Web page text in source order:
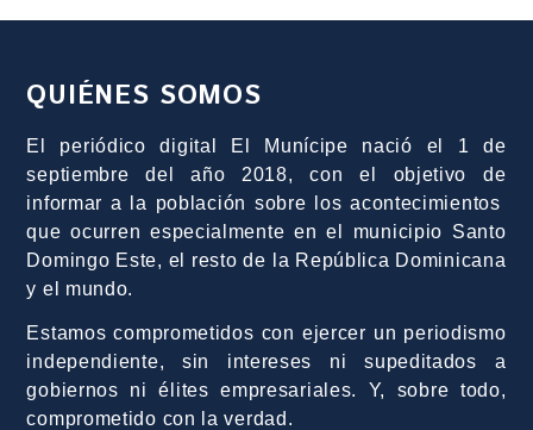
QUIÉNES SOMOS
El periódico digital El Munícipe nació el 1 de
septiembre del año 2018, con el objetivo de
informar a la población sobre los acontecimientos
que ocurren especialmente en el municipio Santo
Domingo Este, el resto de la República Dominicana
y el mundo.
Estamos comprometidos con ejercer un periodismo
independiente, sin intereses ni supeditados a
gobiernos ni élites empresariales. Y, sobre todo,
comprometido con la verdad.